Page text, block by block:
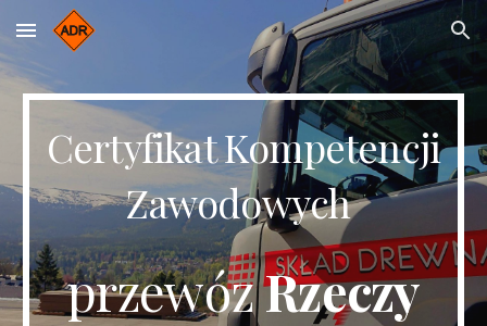
Skip to main content Skip to navigation
Certyfikat Kompetencji
Zawodowych
przewózRzeczy